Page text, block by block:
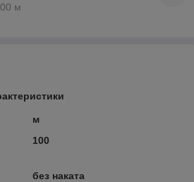
м
м
100
без наката